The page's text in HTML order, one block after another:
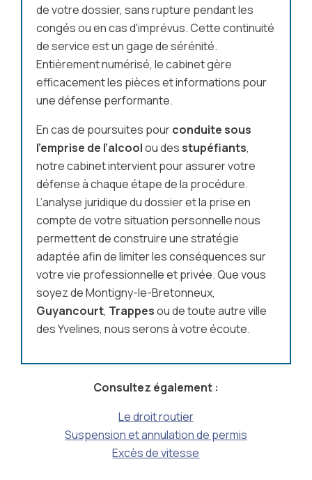
de votre dossier, sans rupture pendant les
congés ou en cas d'imprévus. Cette continuité
de service est un gage de sérénité.
Entièrement numérisé, le cabinet gère
efficacement les pièces et informations pour
une défense performante.
En cas de poursuites pourconduite sous
l’emprise de l’alcoolou des stupéfiants,
notre cabinet intervient pour assurer votre
défense à chaque étape de la procédure.
L’analyse juridique du dossier et la prise en
compte de votre situation personnelle nous
permettent de construire une stratégie
adaptée afin de limiter les conséquences sur
votre vie professionnelle et privée. Que vous
soyez de Montigny-le-Bretonneux,
Guyancourt, Trappesou de toute autre ville
des Yvelines, nous serons à votre écoute.
Consultez également :
Le droit routier
Suspension et annulation de permis
Excès de vitesse